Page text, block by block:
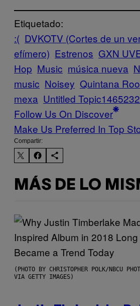
Etiquetado:
:( DVKOTV (Cortes de un
efímero) Estrenos GXN
Hop Music música nueva
music Noisey Quintana Roo
mexa Untitled
Follow Us On Discover
Make Us Preferred In Top
Compartir:
MÁS DE LO
(PHOTO BY CHRISTOPHER POLK/NBCU
VIA GETTY IMAGES)